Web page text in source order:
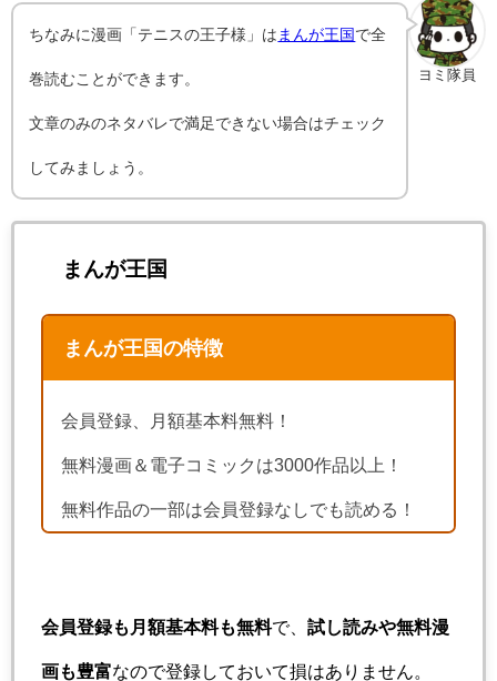
ヨミ隊員
ちなみに漫画「 テニスの王子様 」は まんが王国 で全
巻読むことができます。
文章のみのネタバレで満足できない場合はチェック
してみましょう。
まんが王国
まんが王国の特徴
会員登録、月額基本料無料！
無料漫画＆電子コミックは3000作品以上！
無料作品の一部は会員登録なしでも読める！
会員登録も月額基本料も無料で、 試し読みや無料漫
画も豊富なので登録しておいて損はありません。